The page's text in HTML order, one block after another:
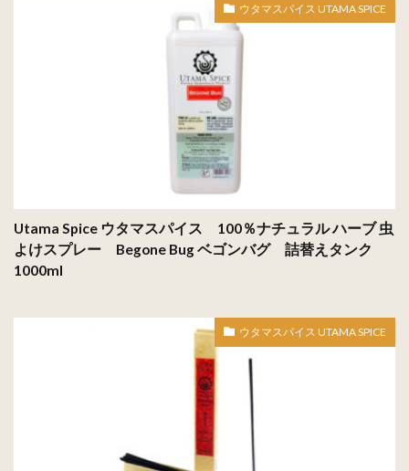
ウタマスパイス UTAMA SPICE
Utama Spice ウタマスパイス 100％ナチュラル ハーブ 虫
よけスプレー Begone Bug ベゴンバグ 詰替えタンク
1000ml
ウタマスパイス UTAMA SPICE